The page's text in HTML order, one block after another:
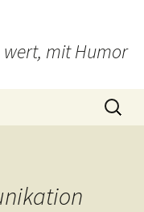
wert, mit Humor
Suchen
nach: